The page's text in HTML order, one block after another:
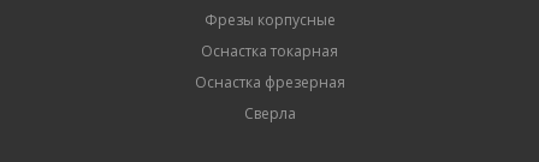
Фрезы корпусные
Оснастка токарная
Оснастка фрезерная
Сверла